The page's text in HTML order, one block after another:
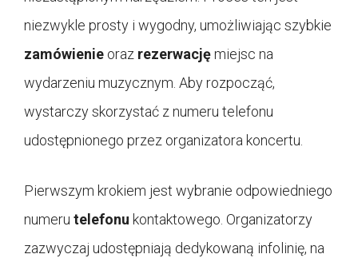
niezwykle prosty i wygodny, umożliwiając szybkie
zamówienie oraz rezerwacjęmiejsc na
wydarzeniu muzycznym. Aby rozpocząć,
wystarczy skorzystać z numeru telefonu
udostępnionego przez organizatora koncertu.
Pierwszym krokiem jest wybranie odpowiedniego
numeru telefonu kontaktowego. Organizatorzy
zazwyczaj udostępniają dedykowaną infolinię, na